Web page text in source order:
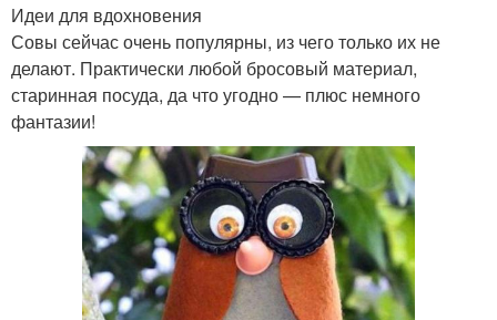
Идеи для вдохновения
Совы сейчас очень популярны, из чего только их не
делают. Практически любой бросовый материал,
старинная посуда, да что угодно — плюс немного
фантазии!